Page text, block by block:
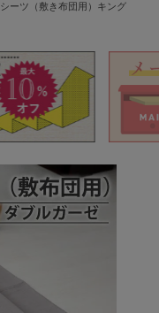
ーツ（敷き布団用）キング